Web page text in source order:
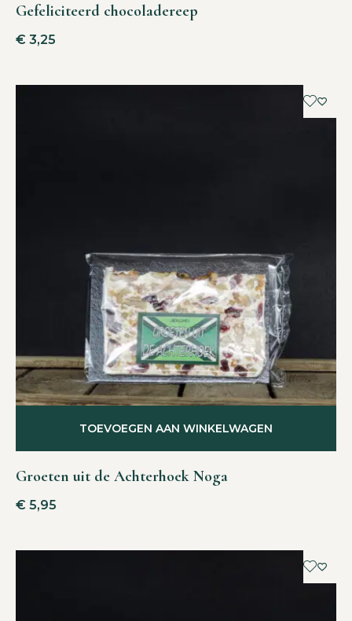
Gefeliciteerd chocoladereep
€ 3,25
Groeten uit de Achterhoek Noga
€ 5,95
TOEVOEGEN AAN WINKELWAGEN